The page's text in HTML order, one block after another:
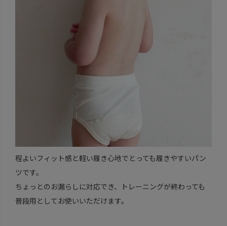
程よいフィット感と軽い履き心地でとっても履きやすいパン
ツです。
ちょっとのお漏らしに対応でき、トレーニングが終わっても
普段用としてお使いいただけます。